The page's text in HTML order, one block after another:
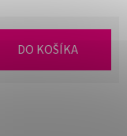
DO KOŠÍKA